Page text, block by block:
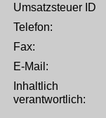
Umsatzsteuer ID
Telefon:
Fax:
E-Mail:
Inhaltlich
verantwortlich: